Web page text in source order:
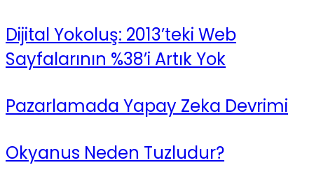
Dijital Yokoluş: 2013’teki Web
Sayfalarının %38’i Artık Yok
Pazarlamada Yapay Zeka Devrimi
Okyanus Neden Tuzludur?